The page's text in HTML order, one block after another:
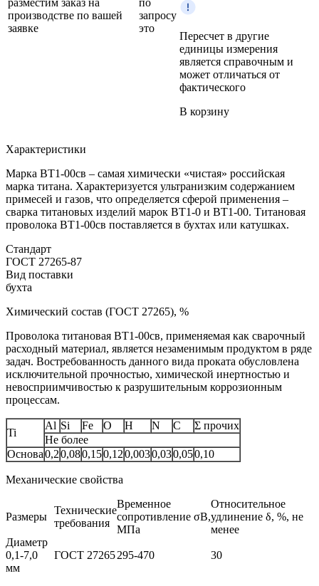
производстве по вашей
заявке
запросу
это
Пересчет в другие
единицы измерения
является справочным и
может отличаться от
фактического
В корзину
Характеристики
Марка ВТ1-00св – самая химически «чистая» российская
марка титана. Характеризуется ультранизким содержанием
примесей и газов, что определяется сферой применения –
сварка титановых изделий марок ВТ1-0 и ВТ1-00. Титановая
проволока ВТ1-00св поставляется в бухтах или катушках.
Стандарт
ГОСТ 27265-87
Вид поставки
бухта
Химический состав (ГОСТ 27265), %
Проволока титановая BT1‑00св, применяемая как сварочный
расходный материал, является незаменимым продуктом в ряде
задач. Востребованность данного вида проката обусловлена
исключительной прочностью, химической инертностью и
невосприимчивостью к разрушительным коррозионным
процессам.
Ti
Al Si Fe O H N C
Σ прочих
Не более
Основа0,20,080,150,120,0030,030,050,10
Механические свойства
Размеры
Технические
требования
Временное
сопротивление σB,
МПа
Относительное
удлинение δ, %, не
менее
Диаметр
0,1-7,0
мм
ГОСТ 27265295-470 30